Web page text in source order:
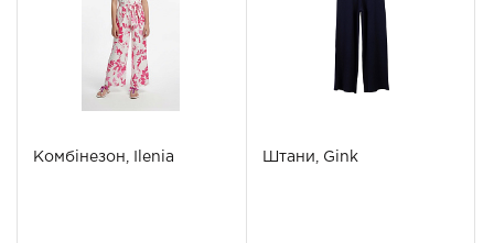
Комбінезон, Ilenia Штани, Gink